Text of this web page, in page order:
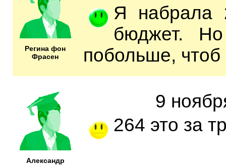
Регина фон
Фрасен
Я набрала
бюджет.
побольше, чтоб
Александр
9
264 это за